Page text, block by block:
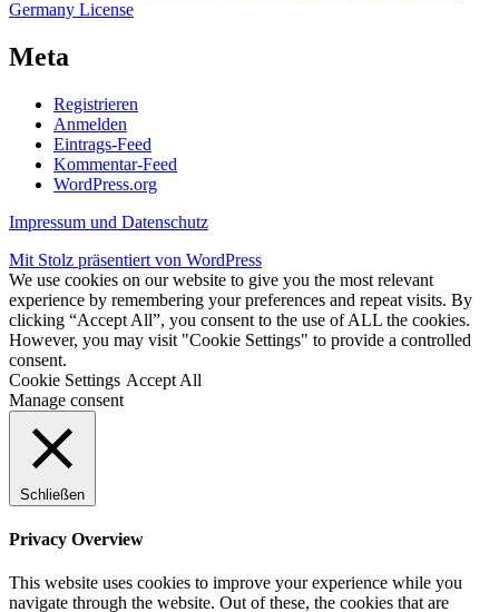
Germany License
Meta
Registrieren
Anmelden
Eintrags-Feed
Kommentar-Feed
WordPress.org
Impressum und Datenschutz
Mit Stolz präsentiert von WordPress
We use cookies on our website to give you the most relevant
experience by remembering your preferences and repeat visits. By
clicking “Accept All”, you consent to the use of ALL the cookies.
However, you may visit "Cookie Settings" to provide a controlled
consent.
Cookie Settings Accept All
Manage consent
Schließen
Privacy Overview
This website uses cookies to improve your experience while you
navigate through the website. Out of these, the cookies that are